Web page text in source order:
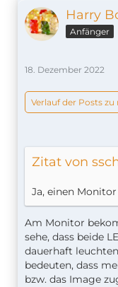
Harry
Anfänger
18. Dezember 2022
Verlauf der Posts
Zitat von
Ja, einen
Am Monitor
sehe, dass beide
dauerhaft
bedeuten, dass
bzw. das Image